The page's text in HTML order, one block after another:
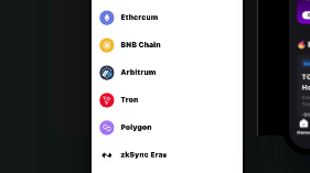
Português (Portugal)
Bahasa Indonesia